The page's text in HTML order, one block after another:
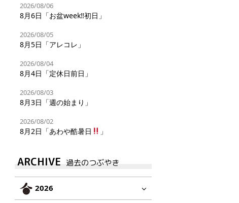
2026/08/06
8月6日「お盆week‼︎初日」
2026/08/05
8月5日「アレコレ」
2026/08/04
8月4日「定休日前日」
2026/08/03
8月3日「週の始まり」
2026/08/02
8月2日「あわや酷暑日 」
ARCHIVE 過去のつぶやき
2026